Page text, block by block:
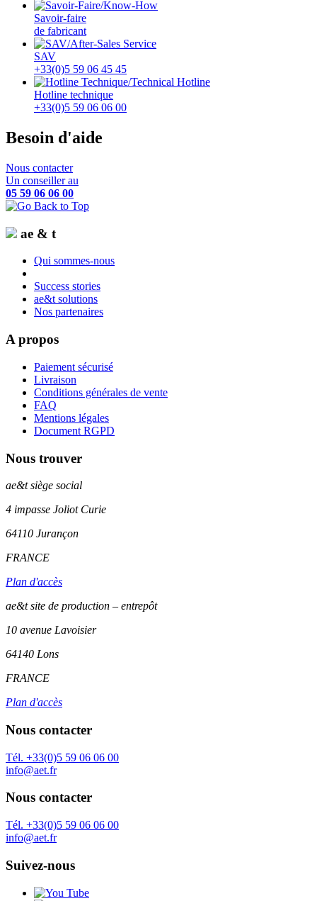
Savoir-faire
de fabricant
SAV
+33(0)5 59 06 45 45
Hotline technique
+33(0)5 59 06 06 00
Besoin d'aide
Nous contacter
Un conseiller au
05 59 06 06 00
ae & t
Qui sommes-nous
Success stories
ae&t solutions
Nos partenaires
A propos
Paiement sécurisé
Livraison
Conditions générales de vente
FAQ
Mentions légales
Document RGPD
Nous trouver
ae&tsiège social
4 impasse Joliot Curie
64110 Jurançon
FRANCE
Plan d'accès
ae&t site de production – entrepôt
10 avenue Lavoisier
64140 Lons
FRANCE
Plan d'accès
Nous contacter
Tél. +33(0)5 59 06 06 00
info@aet.fr
Nous contacter
Tél. +33(0)5 59 06 06 00
info@aet.fr
Suivez-nous